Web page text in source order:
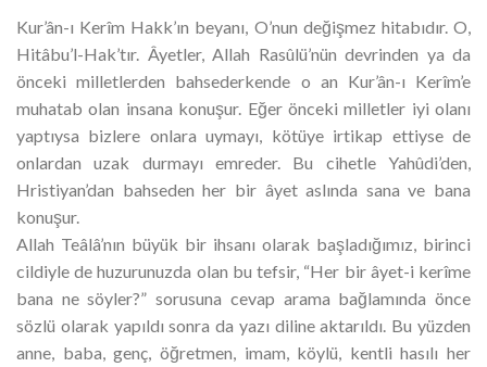
Kur’ân-ı Kerîm Hakk’ın beyanı, O’nun değişmez hitabıdır. O,
Hitâbu’l-Hak’tır. Âyetler, Allah Rasûlü’nün devrinden ya da
önceki milletlerden bahsederkende o an Kur’ân-ı Kerîm’e
muhatab olan insana konuşur. Eğer önceki milletler iyi olanı
yaptıysa bizlere onlara uymayı, kötüye irtikap ettiyse de
onlardan uzak durmayı emreder. Bu cihetle Yahûdi’den,
Hristiyan’dan bahseden her bir âyet aslında sana ve bana
konuşur.
Allah Teâlâ’nın büyük bir ihsanı olarak başladığımız, birinci
cildiyle de huzurunuzda olan bu tefsir, “Her bir âyet-i kerîme
bana ne söyler?” sorusuna cevap arama bağlamında önce
sözlü olarak yapıldı sonra da yazı diline aktarıldı. Bu yüzden
anne, baba, genç, öğretmen, imam, köylü, kentli hasılı her